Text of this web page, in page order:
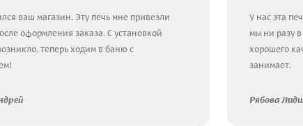
ваш магазин. Эту печь мне привезли
оформления заказа. С установкой
теперь ходим в баню с
У нас эта
мы ни разу
хорошего
занимает.
Рябова